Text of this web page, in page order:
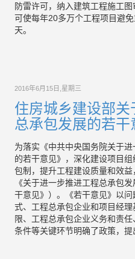
防雷许可，纳入建筑工程施工
可使每年20多万个工程项目避
天。
2016年6月15日,星期三
住房城乡建设部
总承包发展的若干
为落实《中共中央国务院关于
的若干意见》，深化建设项目
包制，提升工程建设质量和效
《关于进一步推进工程总承包
干意见》）。《若干意见》以
式、工程总承包企业和项目经
限、工程总承包企业义务和责
条件等关键环节明确了政策，提